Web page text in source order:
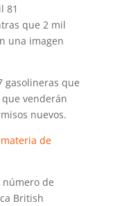
81
que 2 mil
una imagen
gasolineras que
venderán
nuevos.
de
número de
British